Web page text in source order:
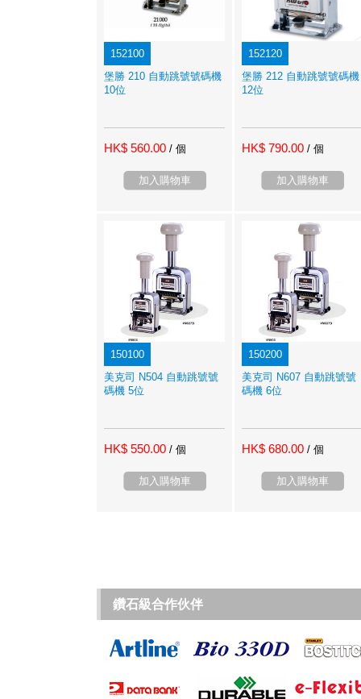
152100
堡勝 210 自動跳號號碼機
10位
HK$ 560.00 / 個
加入購物車
152120
堡勝 212 自動跳號號碼機
12位
HK$ 790.00 / 個
加入購物車
150100
美克司 N504 自動跳號號
碼機 5位
HK$ 550.00 / 個
加入購物車
150200
美克司 N607 自動跳號號
碼機 6位
HK$ 680.00 / 個
加入購物車
鑽石級合作伙伴